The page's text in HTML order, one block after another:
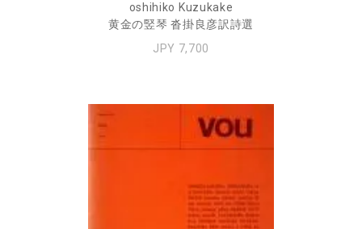
oshihiko Kuzukake
黄金の竪琴 沓掛良彦訳詩選
JPY 7,700